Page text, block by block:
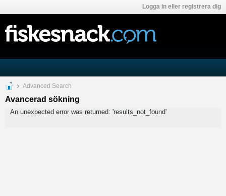
Logga in eller registrera dig
Advanced Search
Avancerad sökning
An unexpected error was returned: 'results_not_found'